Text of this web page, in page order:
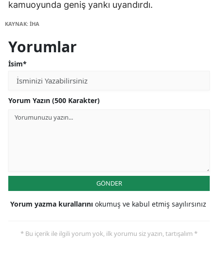
kamuoyunda geniş yankı uyandırdı.
KAYNAK: İHA
Yorumlar
İsim*
Yorum Yazın (500 Karakter)
GÖNDER
Yorum yazma kurallarını okumuş ve kabul etmiş sayılırsınız
* Bu içerik ile ilgili yorum yok, ilk yorumu siz yazın, tartışalım *